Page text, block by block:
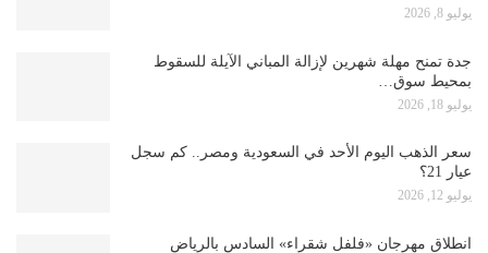
يوليو 8, 2026
جدة تمنح مهلة شهرين لإزالة المباني الآيلة للسقوط
بمحيط سوق…
يوليو 18, 2026
سعر الذهب اليوم الأحد في السعودية ومصر.. كم سجل
عيار 21؟
يوليو 12, 2026
انطلاق مهرجان «فلفل شقراء» السادس بالرياض